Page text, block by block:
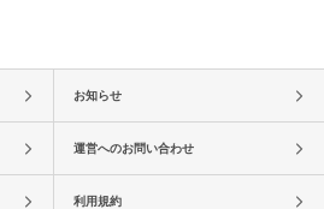
お知らせ
運営へのお問い合わせ
利用規約